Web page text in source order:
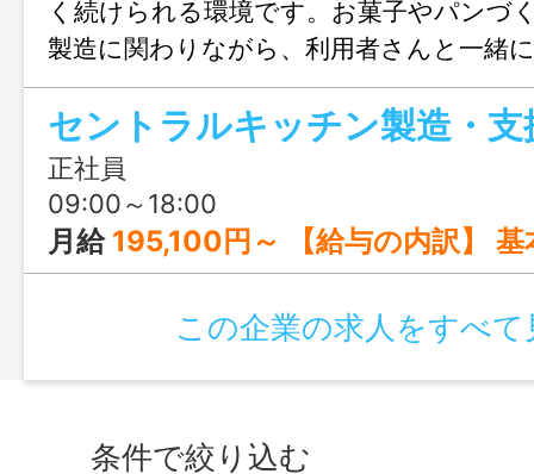
く続けられる環境です。お菓子やパンづ
製造に関わりながら、利用者さんと一緒
も感じられます。チーム制で相談しやす
らでも安心してスタートできますよ！
正社員
09:00～18:00
月給 195,100円～ 【給与の内訳】 基本給 175,700円
この企業の求人をすべて
条件で絞り込む